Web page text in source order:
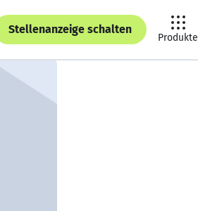
Stellenanzeige schalten
Produkte